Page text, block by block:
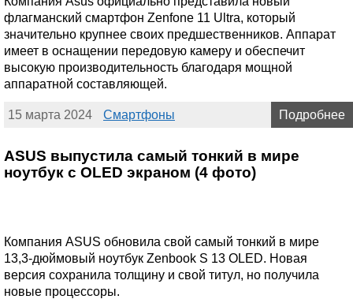
флагманский смартфон Zenfone 11 Ultra, который
значительно крупнее своих предшественников. Аппарат
имеет в оснащении передовую камеру и обеспечит
высокую производительность благодаря мощной
аппаратной составляющей.
15 марта 2024 Смартфоны Подробнее
ASUS выпустила самый тонкий в мире
ноутбук с OLED экраном (4 фото)
Компания ASUS обновила свой самый тонкий в мире
13,3-дюймовый ноутбук Zenbook S 13 OLED. Новая
версия сохранила толщину и свой титул, но получила
новые процессоры.